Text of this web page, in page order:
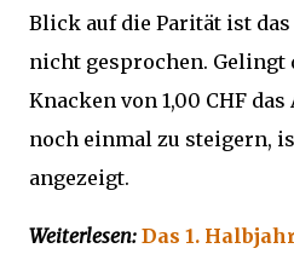
Blick auf die Parität ist
nicht gesprochen. Gelingt
Knacken von 1,00 CHF
noch einmal zu steigern,
angezeigt.
Weiterlesen: Das 1.